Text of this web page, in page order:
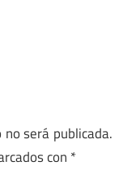
será publicada.
con *